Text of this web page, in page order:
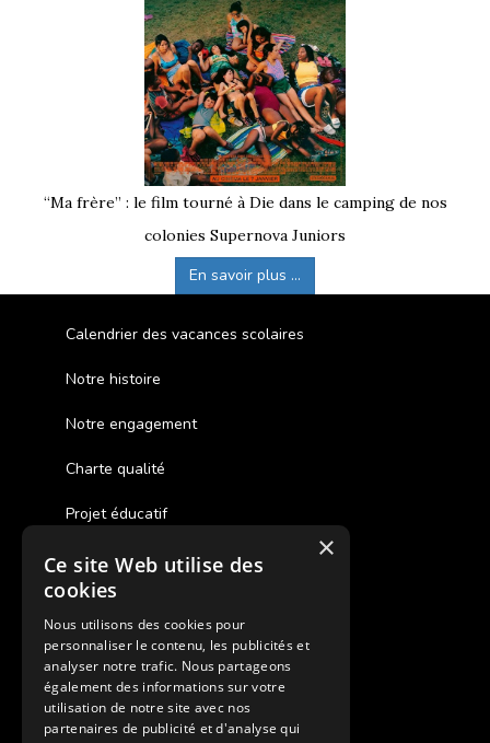
“Ma frère” : le film tourné à Die dans le camping de nos
colonies Supernova Juniors
En savoir plus ...
Calendrier des vacances scolaires
Notre histoire
Notre engagement
Charte qualité
Projet éducatif
Des colonies de vacances inclusives
Assurances annulations
Aides financières pour partir en colonie
Charte de confidentialité
×
Ce site Web utilise des
cookies
Nous utilisons des cookies pour
personnaliser le contenu, les publicités et
analyser notre trafic. Nous partageons
également des informations sur votre
utilisation de notre site avec nos
partenaires de publicité et d'analyse qui